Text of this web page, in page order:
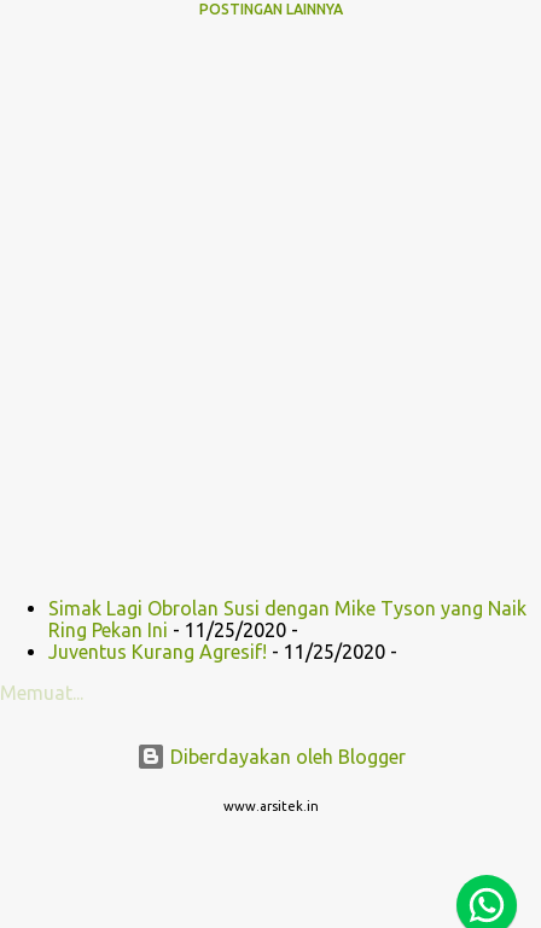
POSTINGAN LAINNYA
Simak Lagi Obrolan Susi dengan Mike Tyson yang Naik
Ring Pekan Ini - 11/25/2020 -
Juventus Kurang Agresif! - 11/25/2020 -
Memuat...
Diberdayakan oleh Blogger
www.arsitek.in